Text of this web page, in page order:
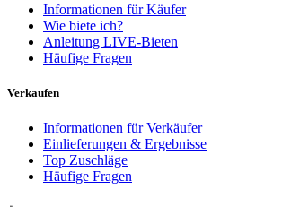
Informationen für Käufer
Wie biete ich?
Anleitung LIVE-Bieten
Häufige Fragen
Verkaufen
Informationen für Verkäufer
Einlieferungen & Ergebnisse
Top Zuschläge
Häufige Fragen